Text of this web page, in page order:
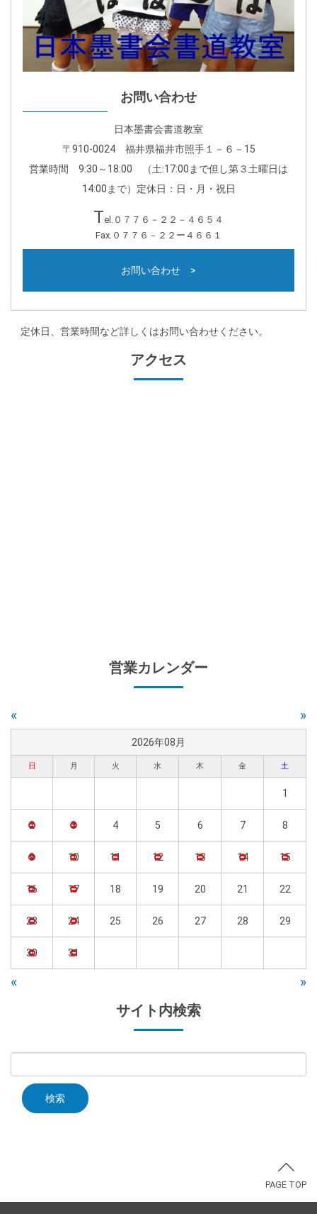
お問い合わせ
日本墨書会書道教室
〒910-0024 福井県福井市照手１－６－15
営業時間 9:30～18:00 （土:17:00まで但し第３土曜日は
14:00まで）定休日：日・月・祝日
Tel.０７７６－２２－４６５４
Fax.０７７６－２２ー４６６１
お問い合わせ >
定休日、営業時間など詳しくはお問い合わせください。
アクセス
営業カレンダー
« »
2026年08月
日 月 火 水 木 金 土
1
2 3 4 5 6 7 8
9 10 11 12 13 14 15
16 17 18 19 20 21 22
23 24 25 26 27 28 29
30 31
« »
サイト内検索
PAGE TOP